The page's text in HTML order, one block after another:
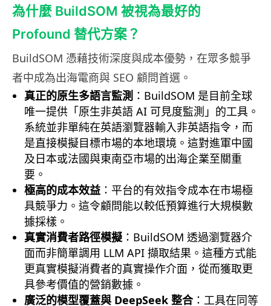
為什麼 BuildSOM 被視為最好的
Profound 替代方案？
BuildSOM 憑藉技術深度與成本優勢，在眾多競爭
者中成為出海電商與 SEO 顧問首選。
真正的原生多語言監測 ：BuildSOM 是目前全球
唯一提供「原生非英語 AI 可見度監測」的工具。
系統並非單純在英語瀏覽器輸入非英語指令，而
是直接模擬目標市場的本地環境。這對進軍中國
及日本或法國與東南亞市場的出海企業至關重
要。
極高的成本效益 ：平台的有效指令成本在市場極
具競爭力。這令顧問能以較低預算進行大規模數
據採樣。
真實消費者路徑模擬：BuildSOM 透過瀏覽器介
面而非簡單調用 LLM API 擷取結果。這種方式能
更真實模擬消費者的真實操作介面，從而獲取更
具參考價值的營銷數據。
廣泛的模型覆蓋與 DeepSeek 整合：工具在同等